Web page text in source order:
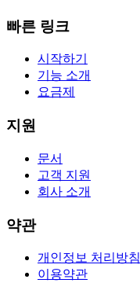
빠른 링크
시작하기
기능 소개
요금제
지원
문서
고객 지원
회사 소개
약관
개인정보 처리방침
이용약관